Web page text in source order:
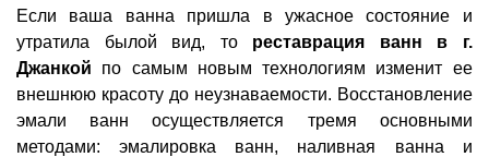
Если ваша ванна пришла в ужасное состояние и
утратила былой вид, то реставрация ванн в г.
Джанкой по самым новым технологиям изменит ее
внешнюю красоту до неузнаваемости. Восстановление
эмали ванн осуществляется тремя основными
методами: эмалировка ванн, наливная ванна и